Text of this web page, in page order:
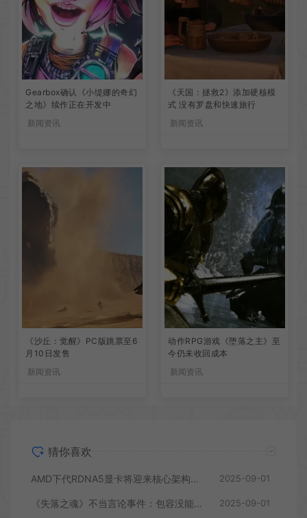
Gearbox确认《小缇娜的奇幻
之地》续作正在开发中
新闻资讯
《天国：拯救2》添加硬核模
式 没有罗盘和快速旅行
新闻资讯
《沙丘：觉醒》PC版跳票至6
月10日发售
新闻资讯
动作RPG游戏《堕落之主》至
今仍未收回成本
新闻资讯
猜你喜欢
AMD下代RDNA5显卡将迎来核心架构大幅升级 2025-09-01
《失落之魂》不当言论事件：包容没能消解过激言论 2025-09-01